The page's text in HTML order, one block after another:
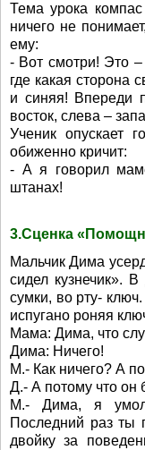
Тема урока
ничего не
ему:
- Вот смотри! Это
где какая сторона
и синяя! Впереди
восток, слева –
Ученик опускает
обиженно кричит:
- А я говорил
штанах!
3.Сценка
Мальчик Дима
сидел кузнечик».
сумки, во рту-
испугано роняя
Мама: Дима, что
Дима: Ничего!
М.- Как ничего? А
Д.- А потому что он
М.- Дима, я
Последний раз ты
двойку за